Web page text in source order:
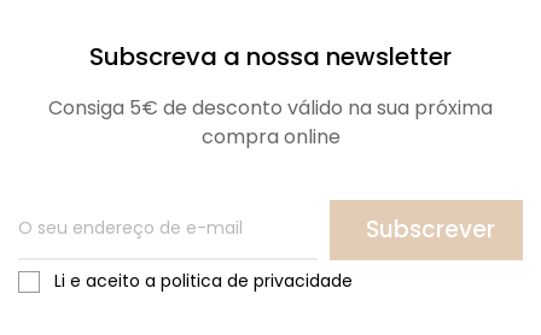
Subscreva a nossa newsletter
Consiga 5€ de desconto válido na sua próxima
compra online
Subscrever
Li e aceito a politica de privacidade